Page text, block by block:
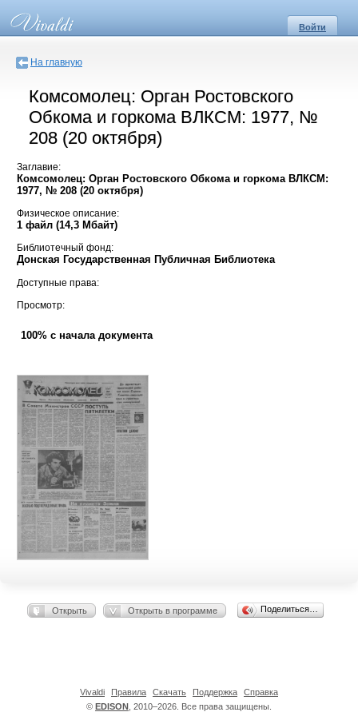
Войти
На главную
Комсомолец: Орган Ростовского
Обкома и горкома ВЛКСМ: 1977, №
208 (20 октября)
Заглавие:
Комсомолец: Орган Ростовского Обкома и горкома ВЛКСМ:
1977, № 208 (20 октября)
Физическое описание:
1 файл (14,3 Мбайт)
Библиотечный фонд:
Донская Государственная Публичная Библиотека
Доступные права:
Просмотр:
100% с начала документа
Открыть Открыть в программе Поделиться…
© EDISON , 2010–2026. Все права защищены.
Vivaldi Правила Скачать Поддержка Справка